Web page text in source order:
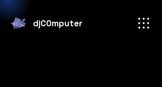
djC0mputer